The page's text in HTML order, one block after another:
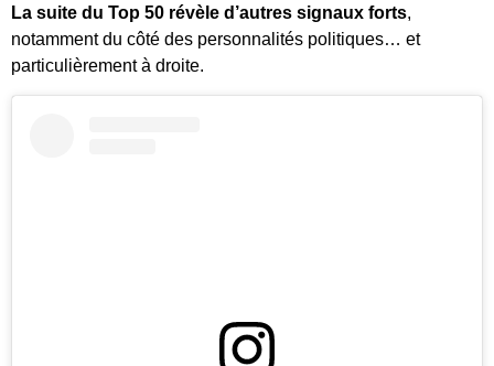
La suite du Top 50 révèle d’autres signaux forts,
notamment du côté des personnalités politiques… et
particulièrement à droite.